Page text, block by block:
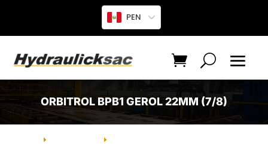
PEN
ORBITROL BPB1 GEROL 22MM (7/8)
E E